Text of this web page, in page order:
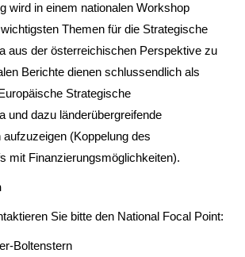
wird in einem nationalen Workshop
Themen für die Strategische
aus der österreichischen Perspektive zu
Berichte dienen schlussendlich als
Strategische
und dazu länderübergreifende
(Koppelung des
mit Finanzierungsmöglichkeiten).
Sie bitte den National Focal Point:
Boltenstern